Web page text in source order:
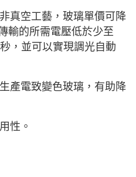
真空工藝，玻璃單價可降
輸的所需電壓低於少至
，並可以實現調光自動
產電致變色玻璃，有助降
性。